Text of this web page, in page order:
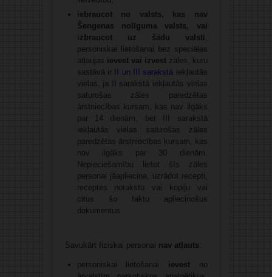
iebraucot no valsts, kas nav
Šengenas nolīguma valsts, vai
izbraucot uz šādu valsti
personiskai lietošanai bez speciālas
atļaujas ievest vai izvestzāles, kuru
sastāvā ir
II un III sarakstā iekļautās
vielas, ja II sarakstā iekļautās vielas
saturošas zāles paredzētas
ārstniecības kursam, kas nav ilgāks
par 14 dienām, bet III sarakstā
iekļautās vielas saturošas zāles
paredzētas ārstniecības kursam, kas
nav ilgāks par 30 dienām.
Nepieciešamību lietot šīs zāles
personai jāapliecina, uzrādot recepti,
receptes norakstu vai kopiju vai
citus šo faktu apliecinošus
dokumentus.
Savukārt fiziskai personai nav atļauts:
personiskai lietošanai ievestno